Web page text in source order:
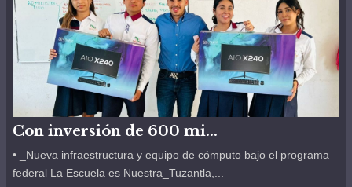
Con inversión de 600 mi...
• _Nueva infraestructura y equipo de cómputo bajo el programa
federal La Escuela es Nuestra_Tuzantla,...